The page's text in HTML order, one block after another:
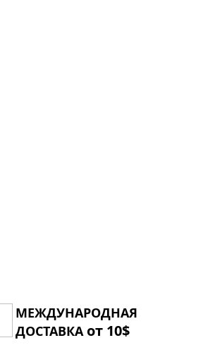
МЕЖДУНАРОДНАЯ
ДОСТАВКА от 10$